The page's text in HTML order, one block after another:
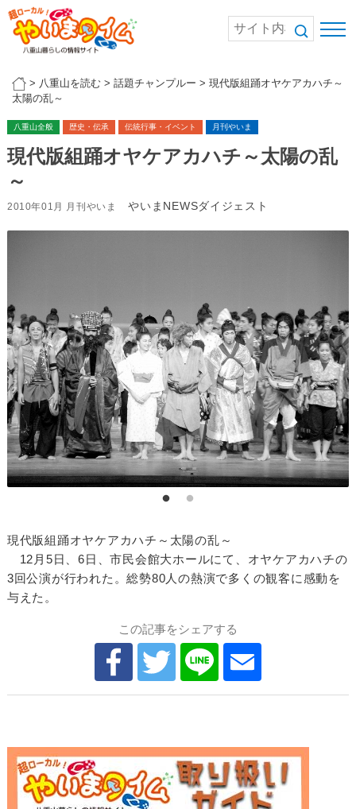
> 八重山を読む > 話題チャンプルー > 現代版組踊オヤケアカハチ～
太陽の乱～
八重山全般 歴史・伝承 伝統行事・イベント 月刊やいま
現代版組踊オヤケアカハチ～太陽の乱
～
2010年01月 月刊やいま やいまNEWSダイジェスト
現代版組踊オヤケアカハチ～太陽の乱～
12月5日、6日、市民会館大ホールにて、オヤケアカハチの
3回公演が行われた。総勢80人の熱演で多くの観客に感動を
与えた。
この記事をシェアする